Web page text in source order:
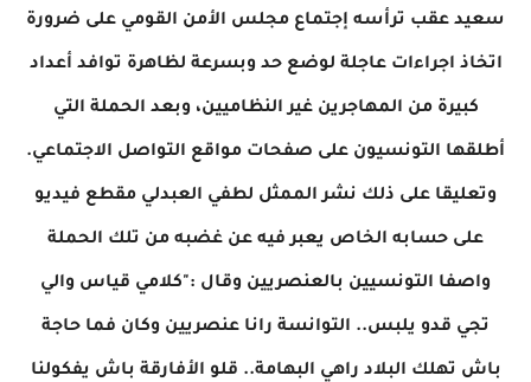
سعيد عقب ترأسه إجتماع مجلس الأمن القومي على ضرورة
اتخاذ اجراءات عاجلة لوضع حد وبسرعة لظاهرة توافد أعداد
كبيرة من المهاجرين غير النظاميين، وبعد الحملة التي
أطلقها التونسيون على صفحات مواقع التواصل الاجتماعي.
وتعليقا على ذلك نشر الممثل لطفي العبدلي مقطع فيديو
على حسابه الخاص يعبر فيه عن غضبه من تلك الحملة
واصفا التونسيين بالعنصريين وقال :"كلامي قياس والي
تجي قدو يلبس.. التوانسة رانا عنصريين وكان فما حاجة
باش تهلك البلاد راهي البهامة.. قلو الأفارقة باش يفكولنا